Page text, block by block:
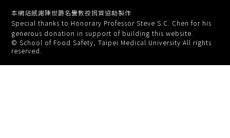
本網站感謝陳世爵名譽教授捐資協助製作
Special thanks to Honorary Professor Steve S.C. Chen for his
generous donation in support of building this website.
© School of Food Safety, Taipei Medical University All rights
reserved.